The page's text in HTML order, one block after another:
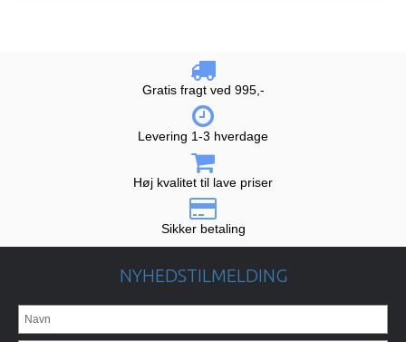
Gratis fragt ved 995,-
Levering 1-3 hverdage
Høj kvalitet til lave priser
Sikker betaling
NYHEDSTILMELDING